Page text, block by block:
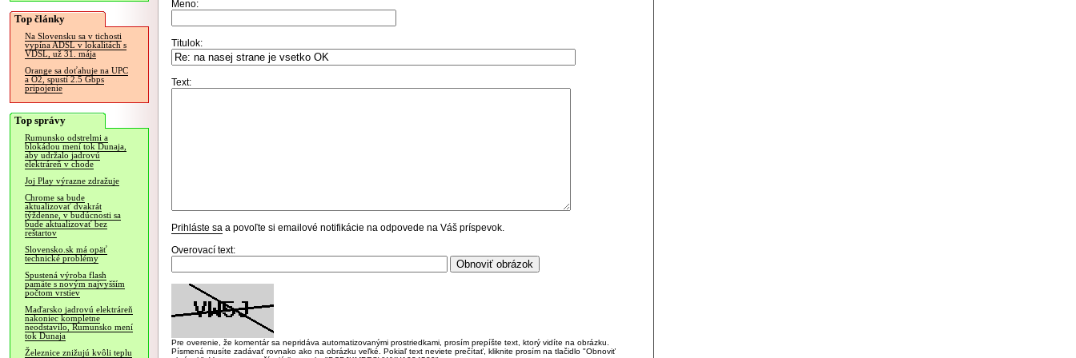
Top články
Na Slovensku sa v tichosti
vypína ADSL v lokalitách s
VDSL, už 31. mája
Orange sa doťahuje na UPC
a O2, spustí 2.5 Gbps
pripojenie
Top správy
Rumunsko odstrelmi a
blokádou mení tok Dunaja,
aby udržalo jadrovú
elektráreň v chode
Joj Play výrazne zdražuje
Chrome sa bude
aktualizovať dvakrát
týždenne, v budúcnosti sa
bude aktualizovať bez
reštartov
Slovensko.sk má opäť
technické problémy
Spustená výroba flash
pamäte s novým najvyšším
počtom vrstiev
Maďarsko jadrovú elektráreň
nakoniec kompletne
neodstavilo, Rumunsko mení
tok Dunaja
Železnice znižujú kvôli teplu
Meno:
Titulok:
Text:
Prihláste sa a povoľte si emailové notifikácie na odpovede na Váš príspevok.
Overovací text:
Pre overenie, že komentár sa nepridáva automatizovanými prostriedkami, prosím prepíšte text, ktorý vidíte na obrázku.
Písmená musíte zadávať rovnako ako na obrázku veľké. Pokiaľ text neviete prečítať, kliknite prosím na tlačidlo "Obnoviť